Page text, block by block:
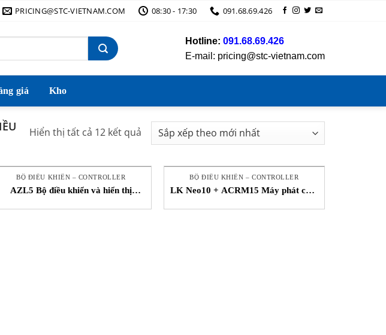
PRICING@STC-VIETNAM.COM 08:30 - 17:30 091.68.69.426
Hotline: 091.68.69.426
E-mail: pricing@stc-vietnam.com
giá Kho
Hiển thị tất cả 12 kết quảĐã
sắp
nhất
BỘ ĐIỀU KHIỂN – CONTROLLER
AZL5 Bộ điều khiển và hiển thị
BỘ ĐIỀU KHIỂN – CONTROLLER
LK Neo10 + ACRM15 Máy phát cầm